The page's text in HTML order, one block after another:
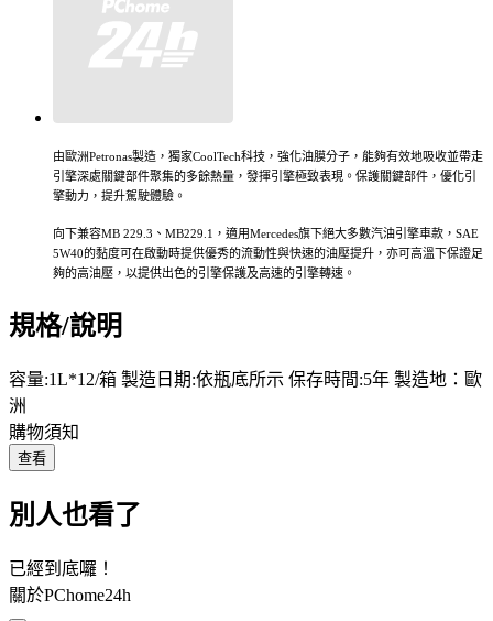
由歐洲Petronas製造，獨家CoolTech科技，強化油膜分子，能夠有效地吸收並帶走
引擎深處關鍵部件聚集的多餘熱量，發揮引擎極致表現。保護關鍵部件，優化引
擎動力，提升駕駛體驗。
向下兼容MB 229.3、MB229.1，適用Mercedes旗下絕大多數汽油引擎車款，SAE
5W40的黏度可在啟動時提供優秀的流動性與快速的油壓提升，亦可高溫下保證足
夠的高油壓，以提供出色的引擎保護及高速的引擎轉速。
規格/說明
容量:1L*12/箱 製造日期:依瓶底所示 保存時間:5年 製造地：歐
洲
購物須知
查看
別人也看了
已經到底囉！
關於PChome24h